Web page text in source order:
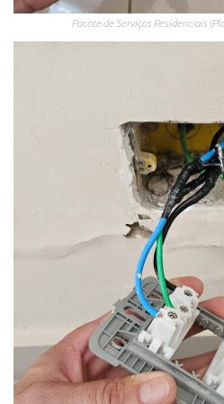
Pacote de Serviços Residenciais